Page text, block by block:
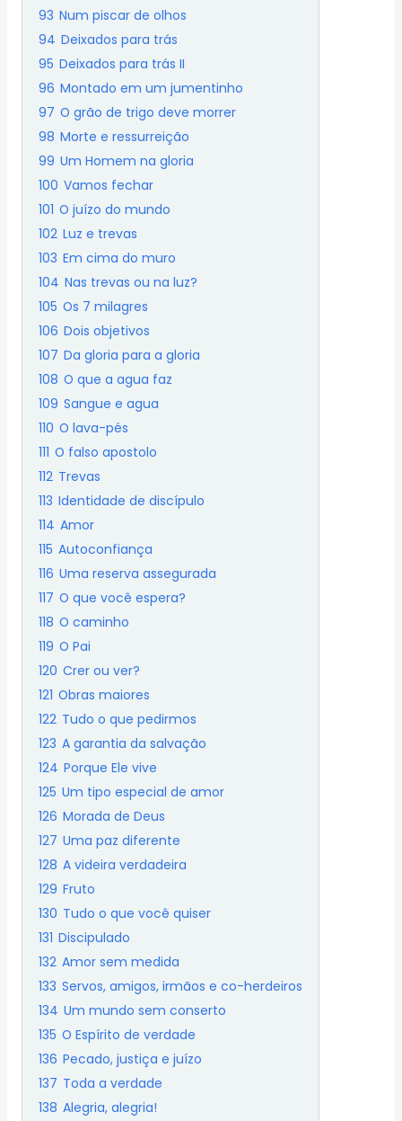
93 Num piscar de olhos
94 Deixados para trás
95 Deixados para trás II
96 Montado em um jumentinho
97 O grão de trigo deve morrer
98 Morte e ressurreição
99 Um Homem na gloria
100 Vamos fechar
101 O juízo do mundo
102 Luz e trevas
103 Em cima do muro
104 Nas trevas ou na luz?
105 Os 7 milagres
106 Dois objetivos
107 Da gloria para a gloria
108 O que a agua faz
109 Sangue e agua
110 O lava-pés
111 O falso apostolo
112 Trevas
113 Identidade de discípulo
114 Amor
115 Autoconfiança
116 Uma reserva assegurada
117 O que você espera?
118 O caminho
119 O Pai
120 Crer ou ver?
121 Obras maiores
122 Tudo o que pedirmos
123 A garantia da salvação
124 Porque Ele vive
125 Um tipo especial de amor
126 Morada de Deus
127 Uma paz diferente
128 A videira verdadeira
129 Fruto
130 Tudo o que você quiser
131 Discipulado
132 Amor sem medida
133 Servos, amigos, irmãos e co-herdeiros
134 Um mundo sem conserto
135 O Espírito de verdade
136 Pecado, justiça e juízo
137 Toda a verdade
138 Alegria, alegria!